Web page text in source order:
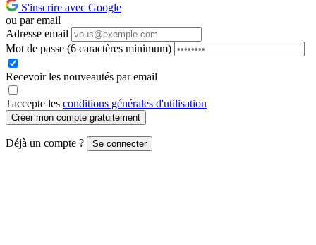
S'inscrire avec Google
ou par email
Adresse email
Mot de passe (6 caractères minimum)
Recevoir les nouveautés par email
J'accepte les conditions générales d'utilisation
Créer mon compte gratuitement
Déjà un compte ? Se connecter